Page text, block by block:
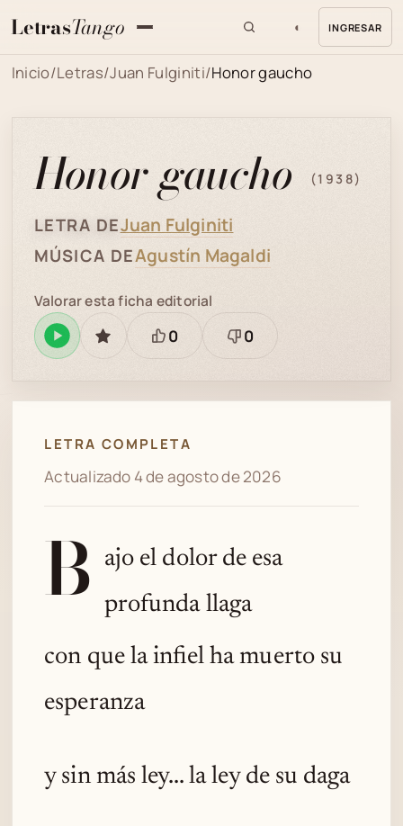
LetrasTango ◐ INGRESAR
Inicio/Letras/Juan Fulginiti/Honor gaucho
Honor gaucho (1938)
LETRA DEJuan Fulginiti
MÚSICA DEAgustín Magaldi
ReproducirGUARDAR
Valorar esta ficha editorial
Está
0
Necesita
0
LETRA COMPLETA
Actualizado 4 de agosto de 2026
B
ajo el dolor de esa
profunda llaga
con que la infiel ha muerto su
esperanza
y sin más ley... la ley de su daga